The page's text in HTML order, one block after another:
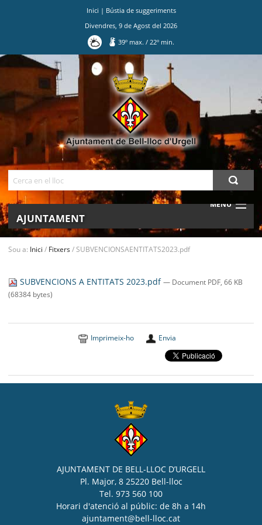
Inici | Bústia de suggeriments
Divendres 9 de Agost del 2026
39º max./ 22º min.
MENU
AJUNTAMENT
BELL-LLOC SOLUCIONA
Sou a: Inici / Fitxers/SUBVENCIONSAENTITATS2023.pdf
SUBVENCIONS A ENTITATS 2023.pdf— Document PDF, 66 KB
(68384 bytes)
Imprimeix-ho Envia
AJUNTAMENT DE BELL-LLOC D’URGELL
Pl. Major, 8 25220 Bell-lloc
Tel. 973 560 100
Horari d'atenció al públic: de 8h a 14h
ajuntament@bell-lloc.cat